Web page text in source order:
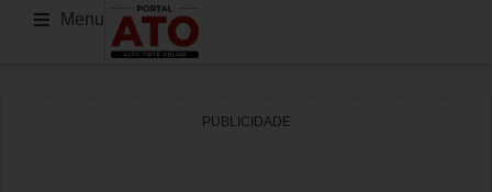
Menu
PUBLICIDADE